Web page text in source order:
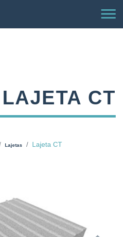
LAJETA CT
Lajetas Lajeta CT